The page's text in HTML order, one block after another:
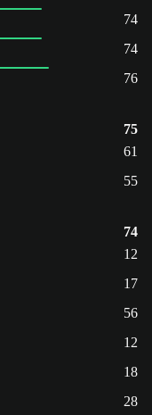
74
74
76
75
61
55
74
12
17
56
12
18
28